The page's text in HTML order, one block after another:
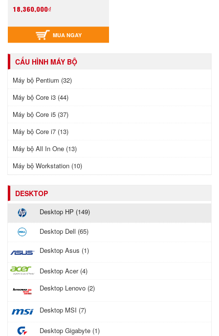
18,360,000₫
MUA NGAY
CẤU HÌNH MÁY BỘ
Máy bộ Pentium (32)
Máy bộ Core i3 (44)
Máy bộ Core i5 (37)
Máy bộ Core i7 (13)
Máy bộ All In One (13)
Máy bộ Workstation (10)
DESKTOP
Desktop HP (149)
Desktop Dell (65)
Desktop Asus (1)
Desktop Acer (4)
Desktop Lenovo (2)
Desktop MSI (7)
Desktop Gigabyte (1)